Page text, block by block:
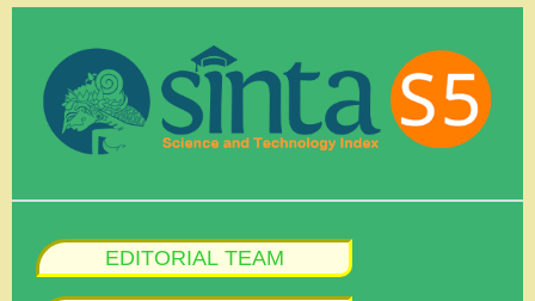
EDITORIAL TEAM